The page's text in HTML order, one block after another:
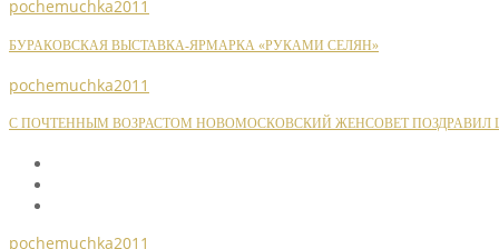
pochemuchka2011
БУРАКОВСКАЯ ВЫСТАВКА-ЯРМАРКА «РУКАМИ СЕЛЯН»
pochemuchka2011
С ПОЧТЕННЫМ ВОЗРАСТОМ НОВОМОСКОВСКИЙ ЖЕНСОВЕТ ПОЗДРАВИЛ
pochemuchka2011